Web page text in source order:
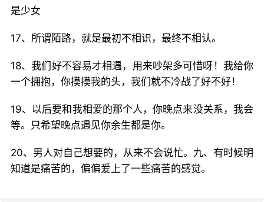
是少女
17、所谓陌路，就是最初不相识，最终不相认。
18、我们好不容易才相遇，用来吵架多可惜呀！我给你
一个拥抱，你摸摸我的头，我们就不冷战了好不好！
19、以后要和我相爱的那个人，你晚点来没关系，我会
等。只希望晚点遇见你余生都是你。
20、男人对自己想要的，从来不会说忙。九、有时候明
知道是痛苦的，偏偏爱上了一些痛苦的感觉。